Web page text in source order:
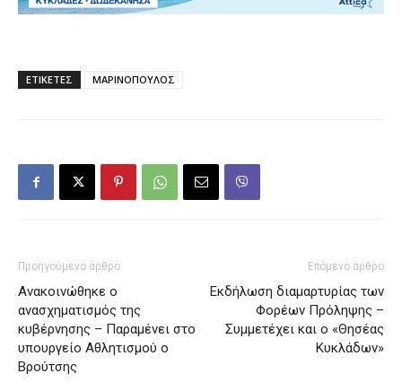
ΕΤΙΚΕΤΕΣ ΜΑΡΙΝΟΠΟΥΛΟΣ
Προηγούμενο άρθρο
Ανακοινώθηκε ο
ανασχηματισμός της
κυβέρνησης – Παραμένει στο
υπουργείο Αθλητισμού ο
Βρούτσης
Επόμενο άρθρο
Εκδήλωση διαμαρτυρίας των
Φορέων Πρόληψης –
Συμμετέχει και ο «Θησέας
Κυκλάδων»